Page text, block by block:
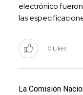
electrónico
las
0 Likes
La Comisión